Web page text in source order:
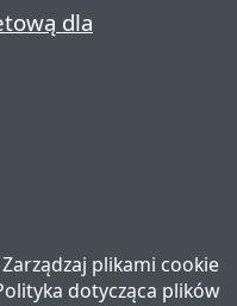
dla
Zarządzaj plikami cookie
dotycząca plików